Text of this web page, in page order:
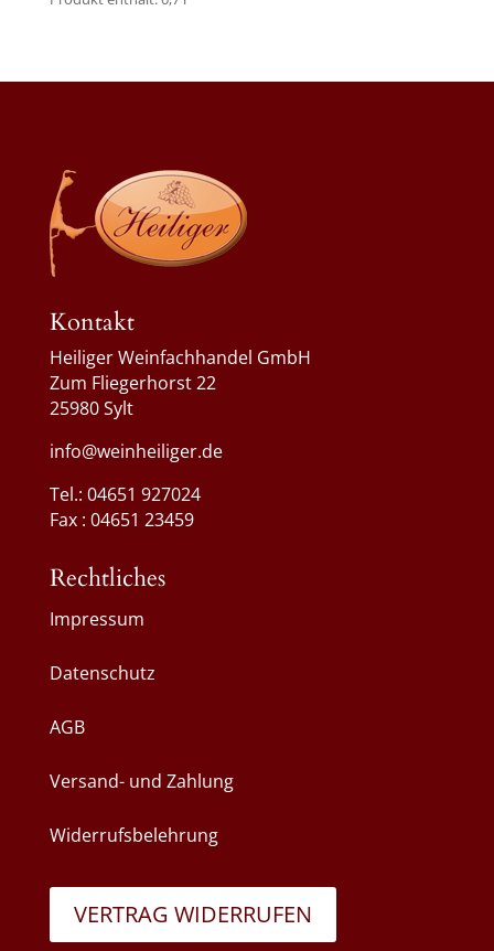
Kontakt
Heiliger Weinfachhandel GmbH
Zum Fliegerhorst 22
25980 Sylt
info@weinheiliger.de
Tel.: 04651 927024
Fax : 04651 23459
Rechtliches
Impressum
Datenschutz
AGB
Versand- und Zahlung
Widerrufsbelehrung
VERTRAG WIDERRUFEN